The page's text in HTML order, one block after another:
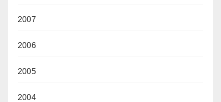
2007
2006
2005
2004